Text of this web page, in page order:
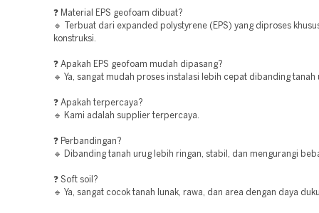
❓ Material EPS geofoam dibuat?
🔹 Terbuat dari expanded polystyrene (EPS) yang diproses
konstruksi.
❓ Apakah EPS geofoam mudah dipasang?
🔹 Ya, sangat mudah proses instalasi lebih cepat dibanding tanah
❓ Apakah terpercaya?
🔹 Kami adalah supplier terpercaya.
❓ Perbandingan?
🔹 Dibanding tanah urug lebih ringan, stabil, dan mengurangi
❓ Soft soil?
🔹 Ya, sangat cocok tanah lunak, rawa, dan area dengan daya